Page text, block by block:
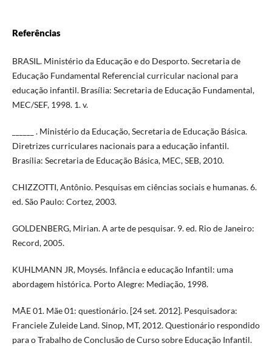
Referências
BRASIL. Ministério da Educação e do Desporto. Secretaria de
Educação Fundamental Referencial curricular nacional para
educação infantil. Brasília: Secretaria de Educação Fundamental,
MEC/SEF, 1998. 1. v.
______ . Ministério da Educação, Secretaria de Educação Básica.
Diretrizes curriculares nacionais para a educação infantil.
Brasília: Secretaria de Educação Básica, MEC, SEB, 2010.
CHIZZOTTI, Antônio. Pesquisas em ciências sociais e humanas. 6.
ed. São Paulo: Cortez, 2003.
GOLDENBERG, Mirian. A arte de pesquisar. 9. ed. Rio de Janeiro:
Record, 2005.
KUHLMANN JR, Moysés. Infância e educação Infantil: uma
abordagem histórica. Porto Alegre: Mediação, 1998.
MÃE 01. Mãe 01: questionário. [24 set. 2012]. Pesquisadora:
Franciele Zuleide Land. Sinop, MT, 2012. Questionário respondido
para o Trabalho de Conclusão de Curso sobre Educação Infantil.